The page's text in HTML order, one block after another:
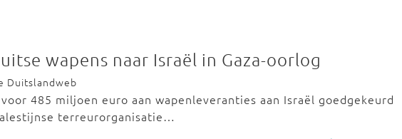
wapens naar Israël in Gaza-oorlog
Duitslandweb
485 miljoen euro aan wapenleveranties aan Israël goedgekeurd
terreurorganisatie…